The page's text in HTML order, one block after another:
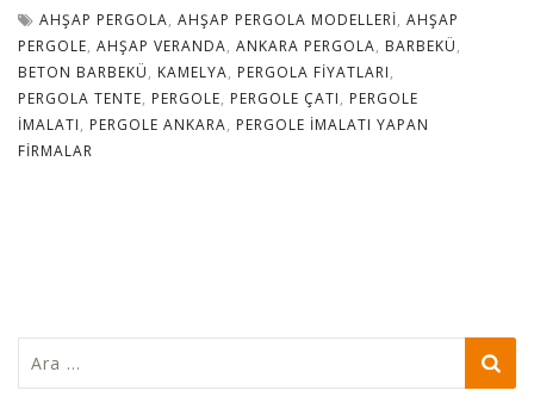
AHŞAP PERGOLA, AHŞAP PERGOLA MODELLERI, AHŞAP
PERGOLE, AHŞAP VERANDA, ANKARA PERGOLA, BARBEKÜ,
BETON BARBEKÜ, KAMELYA, PERGOLA FIYATLARI,
PERGOLA TENTE, PERGOLE, PERGOLE ÇATI, PERGOLE
İMALATI, PERGOLE ANKARA, PERGOLE IMALATI YAPAN
FIRMALAR